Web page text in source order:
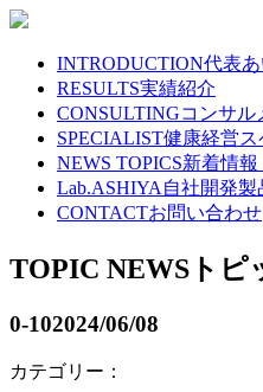
INTRODUCTION代表
RESULTS実績紹介
CONSULTINGコンサル
SPECIALIST健康経営ス
NEWS TOPICS新着情報
Lab.ASHIYA 自社開発製
CONTACTお問い合わせ
TOPIC NEWS ト
0-102024/06/08
カテゴリー：